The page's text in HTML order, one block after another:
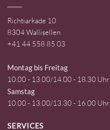
Richtiarkade 10
8304 Wallisellen
+41 44 558 85 03
Montag bis Freitag
10.00 - 13.00/14.00 - 18.30 Uhr
Samstag
10.00 - 13.00/13.30 - 16.00 Uhr
SERVICES